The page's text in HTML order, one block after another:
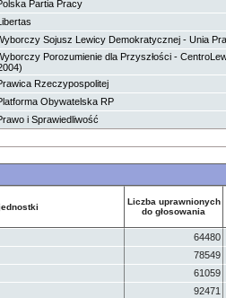
Partia Pracy
Sojusz Lewicy Demokratycznej - Unia
Porozumienie dla Przyszłości -
Rzeczypospolitej
Obywatelska RP
i Sprawiedliwość
Liczba uprawnionych
do głosowania
64480
78549
61059
92471